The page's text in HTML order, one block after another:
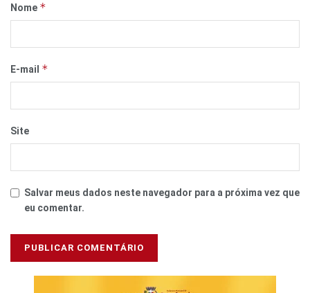
Nome *
E-mail *
Site
Salvar meus dados neste navegador para a próxima vez que
eu comentar.